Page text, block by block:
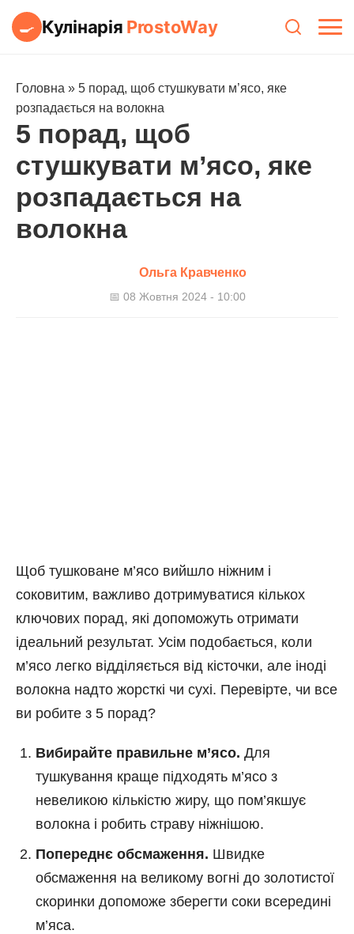
🍳 Кулінарія ProstoWay
Головна » 5 порад, щоб стушкувати м’ясо, яке
розпадається на волокна
5 порад, щоб
стушкувати м’ясо, яке
розпадається на
волокна
Ольга Кравченко
📅 08 Жовтня 2024 - 10:00
Щоб тушковане м’ясо вийшло ніжним і
соковитим, важливо дотримуватися кількох
ключових порад, які допоможуть отримати
ідеальний результат. Усім подобається, коли
м’ясо легко відділяється від кісточки, але іноді
волокна надто жорсткі чи сухі. Перевірте, чи все
ви робите з 5 порад?
Вибирайте правильне м’ясо. Для
тушкування краще підходять м’ясо з
невеликою кількістю жиру, що пом’якшує
волокна і робить страву ніжнішою.
Попереднє обсмаження. Швидке
обсмаження на великому вогні до золотистої
скоринки допоможе зберегти соки всередині
м’яса.